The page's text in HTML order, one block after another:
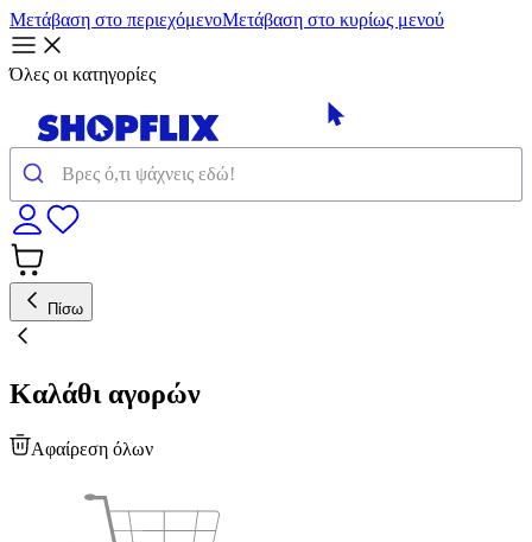
Μετάβαση στο περιεχόμενοΜετάβαση στο κυρίως μενού
Όλες οι κατηγορίες
Πίσω
Καλάθι αγορών
Αφαίρεση όλων